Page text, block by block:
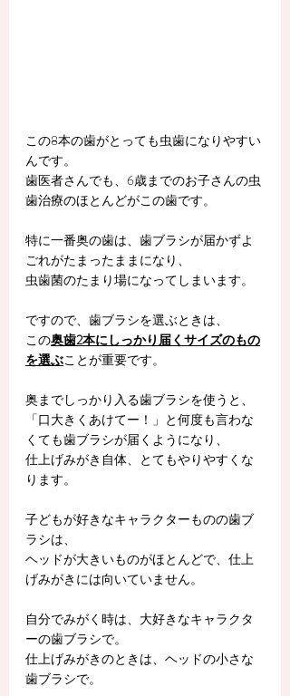
この8本の歯がとっても虫歯になりやすい
んです。
歯医者さんでも、6歳までのお子さんの虫
歯治療のほとんどがこの歯です。
特に一番奥の歯は、歯ブラシが届かずよ
ごれがたまったままになり、
虫歯菌のたまり場になってしまいます。
ですので、歯ブラシを選ぶときは、
この奥歯2本にしっかり届くサイズのもの
を選ぶことが重要です。
奥までしっかり入る歯ブラシを使うと、
「口大きくあけてー！」と何度も言わな
くても歯ブラシが届くようになり、
仕上げみがき自体、とてもやりやすくな
ります。
子どもが好きなキャラクターものの歯ブ
ラシは、
ヘッドが大きいものがほとんどで、仕上
げみがきには向いていません。
自分でみがく時は、大好きなキャラクタ
ーの歯ブラシで。
仕上げみがきのときは、ヘッドの小さな
歯ブラシで。